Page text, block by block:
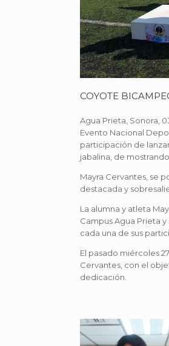
COYOTE
Agua Prieta, Sonora,
Evento Nacional
participación de
jabalina, de
Mayra Cervantes, se
destacada y
La alumna y atleta
Campus Agua Prieta
cada una de sus
El pasado miércoles
Cervantes, con el
dedicación.